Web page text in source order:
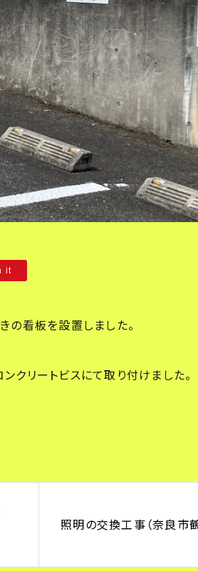
it
の看板を設置しました。
クリートビスにて取り付けました。
照明の交換工事（奈良市